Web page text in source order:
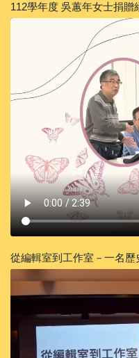
112學年度 吳蕙年女士捐贈
從編輯室到工作室－一名